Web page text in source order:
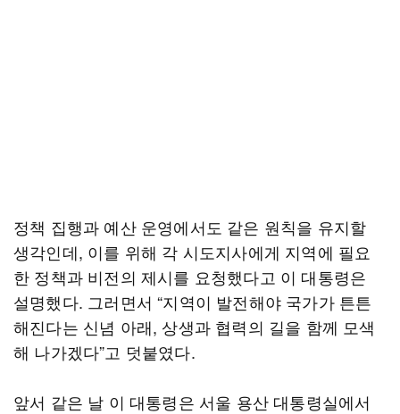
정책 집행과 예산 운영에서도 같은 원칙을 유지할
생각인데, 이를 위해 각 시도지사에게 지역에 필요
한 정책과 비전의 제시를 요청했다고 이 대통령은
설명했다. 그러면서 “지역이 발전해야 국가가 튼튼
해진다는 신념 아래, 상생과 협력의 길을 함께 모색
해 나가겠다”고 덧붙였다.
앞서 같은 날 이 대통령은 서울 용산 대통령실에서